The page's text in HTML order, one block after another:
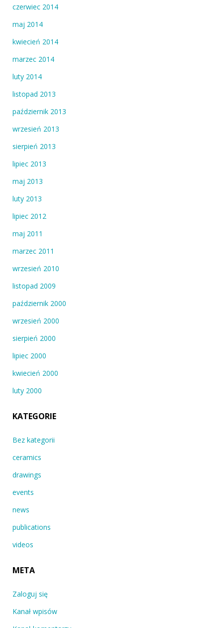
czerwiec 2014
maj 2014
kwiecień 2014
marzec 2014
luty 2014
listopad 2013
październik 2013
wrzesień 2013
sierpień 2013
lipiec 2013
maj 2013
luty 2013
lipiec 2012
maj 2011
marzec 2011
wrzesień 2010
listopad 2009
październik 2000
wrzesień 2000
sierpień 2000
lipiec 2000
kwiecień 2000
luty 2000
KATEGORIE
Bez kategorii
ceramics
drawings
events
news
publications
videos
META
Zaloguj się
Kanał wpisów